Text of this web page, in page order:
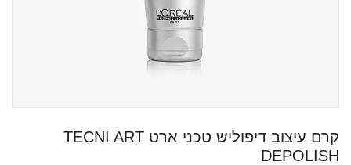
קרם עיצוב דיפוליש טכני ארט TECNI ART
DEPOLISH